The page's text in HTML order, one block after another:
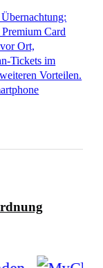
Card
Ort,
Tickets im
Vorteilen.